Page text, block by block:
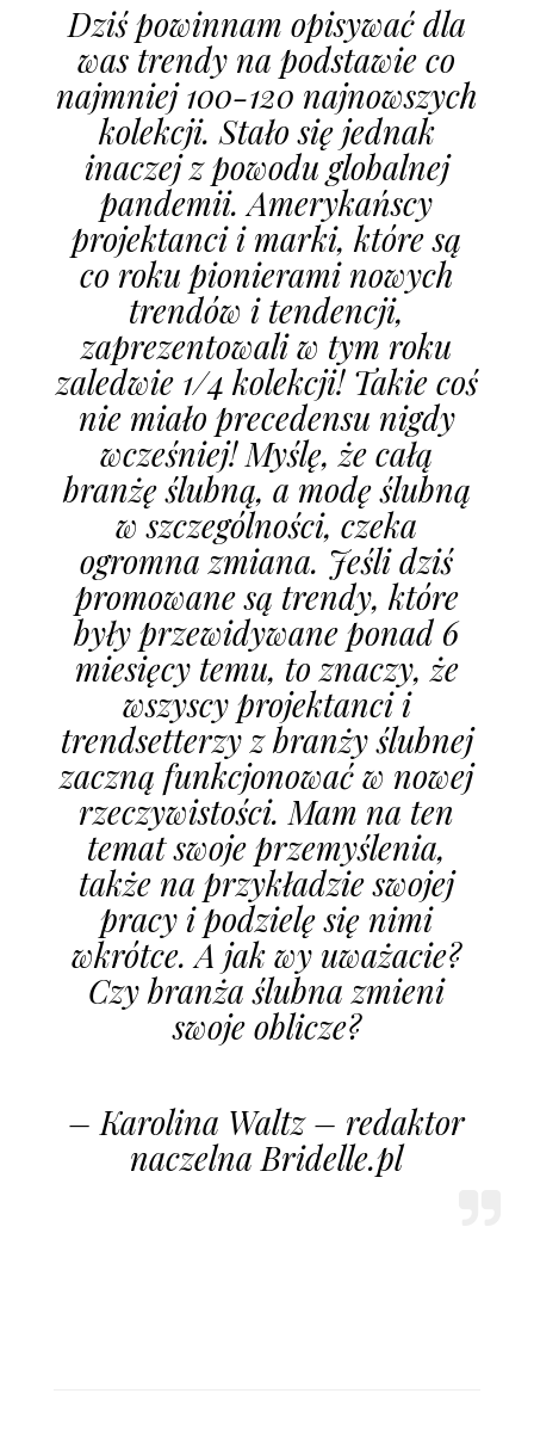
Dziś powinnam opisywać dla
was trendy na podstawie co
najmniej 100-120 najnowszych
kolekcji. Stało się jednak
inaczej z powodu globalnej
pandemii. Amerykańscy
projektanci i marki, które są
co roku pionierami nowych
trendów i tendencji,
zaprezentowali w tym roku
zaledwie 1/4 kolekcji! Takie coś
nie miało precedensu nigdy
wcześniej! Myślę, że całą
branżę ślubną, a modę ślubną
w szczególności, czeka
ogromna zmiana. Jeśli dziś
promowane są trendy, które
były przewidywane ponad 6
miesięcy temu, to znaczy, że
wszyscy projektanci i
trendsetterzy z branży ślubnej
zaczną funkcjonować w nowej
rzeczywistości. Mam na ten
temat swoje przemyślenia,
także na przykładzie swojej
pracy i podzielę się nimi
wkrótce. A jak wy uważacie?
Czy branża ślubna zmieni
swoje oblicze?
– Karolina Waltz – redaktor
naczelna Bridelle.pl